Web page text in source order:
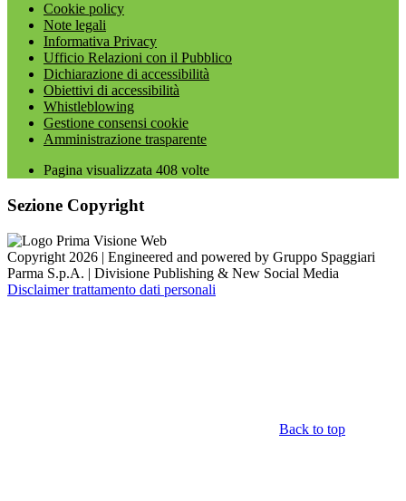
Cookie policy
Note legali
Informativa Privacy
Ufficio Relazioni con il Pubblico
Dichiarazione di accessibilità
Obiettivi di accessibilità
Whistleblowing
Gestione consensi cookie
Amministrazione trasparente
Pagina visualizzata 408 volte
Sezione Copyright
Copyright 2026 | Engineered and powered by Gruppo Spaggiari
Parma S.p.A. | Divisione Publishing & New Social Media
Disclaimer trattamento dati personali
Back to top